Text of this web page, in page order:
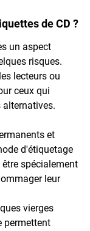
de CD ?
un aspect
risques.
lecteurs ou
ceux qui
alternatives.
et
d'étiquetage
spécialement
leur
vierges
permettent